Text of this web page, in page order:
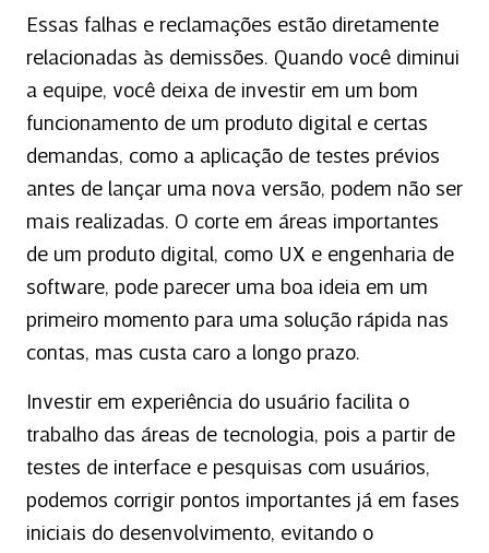
Essas falhas e reclamações estão diretamente
relacionadas às demissões. Quando você diminui
a equipe, você deixa de investir em um bom
funcionamento de um produto digital e certas
demandas, como a aplicação de testes prévios
antes de lançar uma nova versão, podem não ser
mais realizadas. O corte em áreas importantes
de um produto digital, como UX e engenharia de
software, pode parecer uma boa ideia em um
primeiro momento para uma solução rápida nas
contas, mas custa caro a longo prazo.
Investir em experiência do usuário facilita o
trabalho das áreas de tecnologia, pois a partir de
testes de interface e pesquisas com usuários,
podemos corrigir pontos importantes já em fases
iniciais do desenvolvimento, evitando o